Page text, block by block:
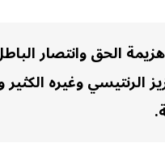
هزيمة الحق
الرنتيسي وغيره